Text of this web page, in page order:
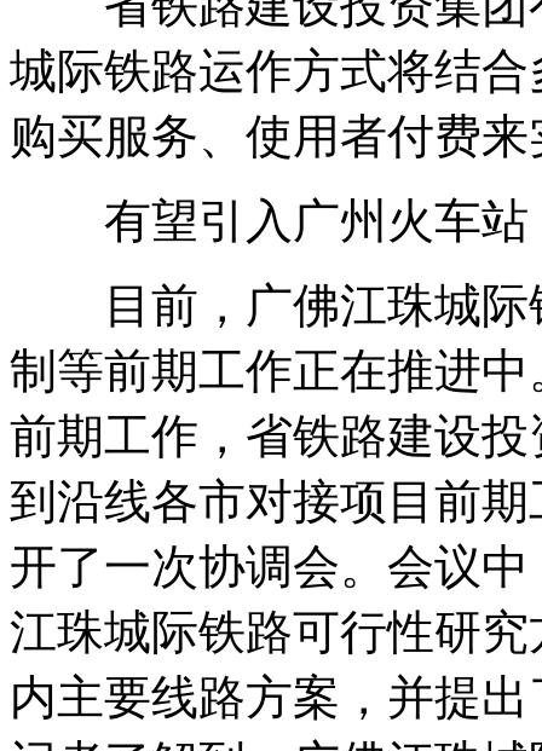
城际铁路运作方式将结
购买服务、使用者付费
有望引入广州火车站
目前，广佛江珠城际
制等前期工作正在推进
前期工作，省铁路建设
到沿线各市对接项目前
开了一次协调会。会议
江珠城际铁路可行性研
内主要线路方案，并提